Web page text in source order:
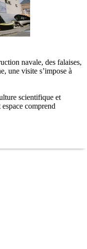
navale, des falaises,
une visite s’impose à
scientifique et
comprend